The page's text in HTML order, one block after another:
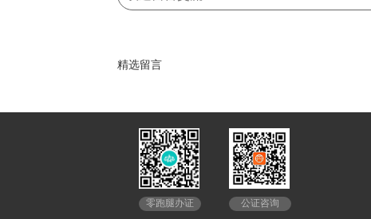
精选留言
零跑腿办证 公证咨询